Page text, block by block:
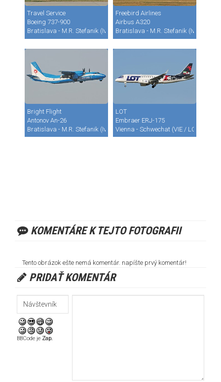
Travel Service
Boeing 737-900
Bratislava - M.R. Stefanik (Ivanka) (BTS / LZIB)
Freebird Airlines
Airbus A320
Bratislava - M.R. Stefanik (Ivanka)
Bright Flight
Antonov An-26
Bratislava - M.R. Stefanik (Ivanka) (BTS / LZIB)
LOT
Embraer ERJ-175
Vienna - Schwechat (VIE / LOWW)
KOMENTÁRE K TEJTO FOTOGRAFII
Tento obrázok ešte nemá komentár. napíšte prvý komentár!
PRIDAŤ KOMENTÁR
BBCode je Zap.